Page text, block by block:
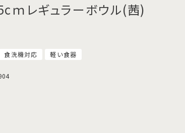
ｍレギュラーボウル(茜)
食洗機対応 軽い食器